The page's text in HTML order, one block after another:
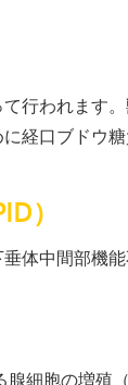
行われます
経口ブドウ
）
体中間部機能
細胞の増殖